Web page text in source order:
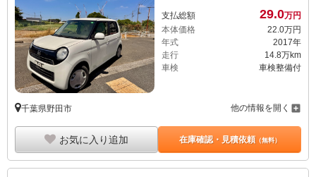
支払総額 29.0万円
本体価格
22.0万円
年式
2017年
走行
14.8万km
車検
車検整備付
千葉県野田市 他の情報を開く
お気に入り追加 在庫確認・見積依頼（無料）